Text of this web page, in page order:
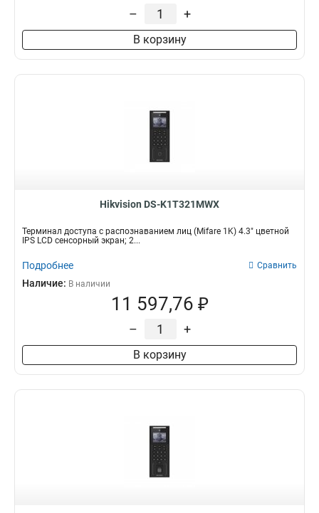
– +
В корзину
Hikvision DS-K1T321MWX
Терминал доступа с распознаванием лиц (Mifare 1K) 4.3" цветной
IPS LCD сенсорный экран; 2...
Подробнее Сравнить
Наличие: В наличии
11 597,76 ₽
– +
В корзину